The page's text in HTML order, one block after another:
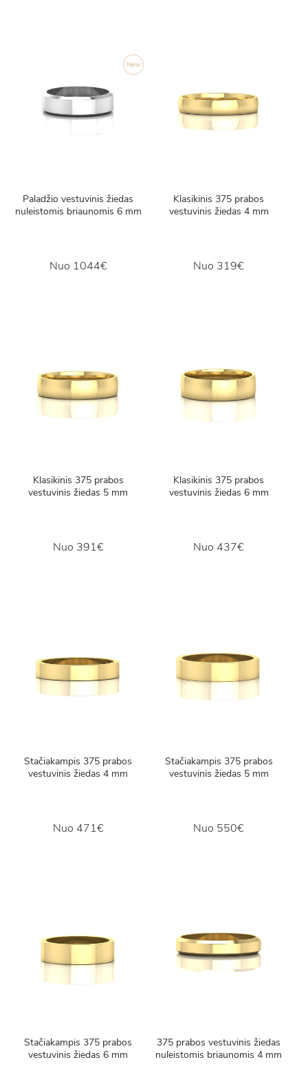
New
Paladžio vestuvinis žiedas
nuleistomis briaunomis 6 mm
Nuo 1044€
Klasikinis 375 prabos
vestuvinis žiedas 4 mm
Nuo 319€
Klasikinis 375 prabos
vestuvinis žiedas 5 mm
Nuo 391€
Klasikinis 375 prabos
vestuvinis žiedas 6 mm
Nuo 437€
Stačiakampis 375 prabos
vestuvinis žiedas 4 mm
Nuo 471€
Stačiakampis 375 prabos
vestuvinis žiedas 5 mm
Nuo 550€
Stačiakampis 375 prabos
vestuvinis žiedas 6 mm
375 prabos vestuvinis žiedas
nuleistomis briaunomis 4 mm